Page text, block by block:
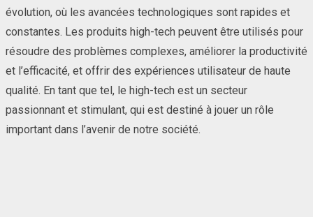
évolution, où les avancées technologiques sont rapides et
constantes. Les produits high-tech peuvent être utilisés pour
résoudre des problèmes complexes, améliorer la productivité
et l’efficacité, et offrir des expériences utilisateur de haute
qualité. En tant que tel, le high-tech est un secteur
passionnant et stimulant, qui est destiné à jouer un rôle
important dans l’avenir de notre société.